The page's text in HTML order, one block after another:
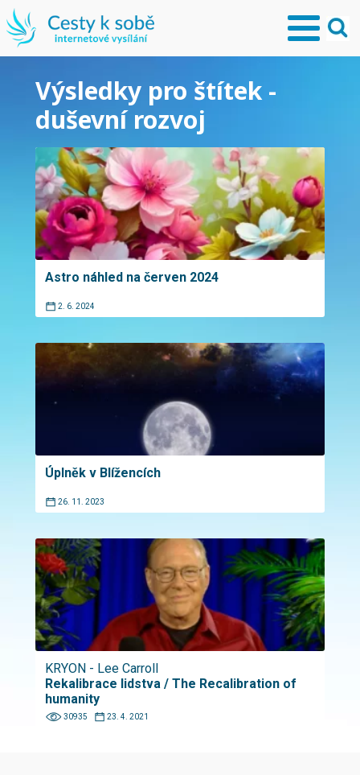
Výsledky pro štítek -
duševní rozvoj
Astro náhled na červen 2024
2. 6. 2024
Úplněk v Blížencích
26. 11. 2023
KRYON - Lee Carroll
Rekalibrace lidstva / The Recalibration of
humanity
30935 23. 4. 2021